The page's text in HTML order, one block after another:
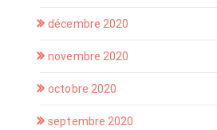
décembre 2020
novembre 2020
octobre 2020
septembre 2020